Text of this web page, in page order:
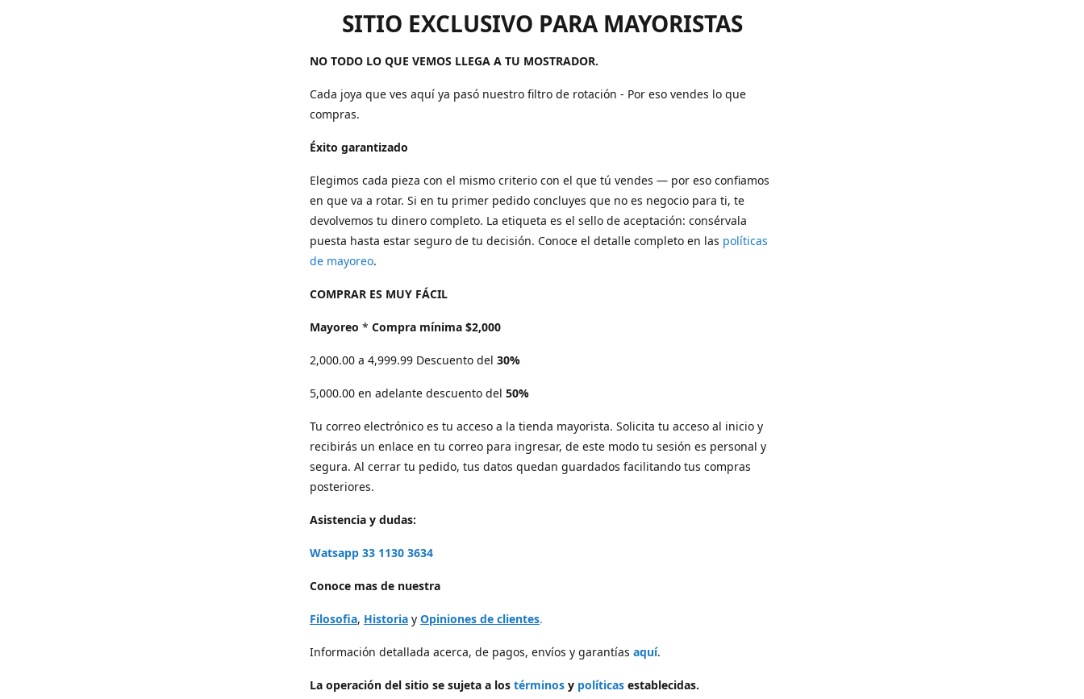
SITIO EXCLUSIVO PARA MAYORISTAS
NO TODO LO QUE VEMOS LLEGA A TU MOSTRADOR.
Cada joya que ves aquí ya pasó nuestro filtro de rotación - Por eso vendes lo que
compras.
Éxito garantizado
Elegimos cada pieza con el mismo criterio con el que tú vendes — por eso confiamos
en que va a rotar. Si en tu primer pedido concluyes que no es negocio para ti, te
devolvemos tu dinero completo. La etiqueta es el sello de aceptación: consérvala
puesta hasta estar seguro de tu decisión. Conoce el detalle completo en las políticas
de mayoreo.
COMPRAR ES MUY FÁCIL
Mayoreo * Compra mínima $2,000
2,000.00 a 4,999.99 Descuento del 30%
5,000.00 en adelante descuento del 50%
Tu correo electrónico es tu acceso a la tienda mayorista. Solicita tu acceso al inicio y
recibirás un enlace en tu correo para ingresar, de este modo tu sesión es personal y
segura. Al cerrar tu pedido, tus datos quedan guardados facilitando tus compras
posteriores.
Asistencia y dudas:
Watsapp 33 1130 3634
Conoce mas de nuestra
Filosofia, Historia y Opiniones de clientes.
Información detallada acerca, de pagos, envíos y garantías aquí.
La operación del sitio se sujeta a los términos y políticas establecidas.